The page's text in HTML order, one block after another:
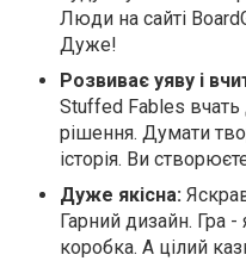
Люди на сайті
Дуже!
Розвиває уяву і
Stuffed Fables
рішення. Думати
історія. Ви
Дуже якісна:
Гарний дизайн. Гра
коробка. А цілий